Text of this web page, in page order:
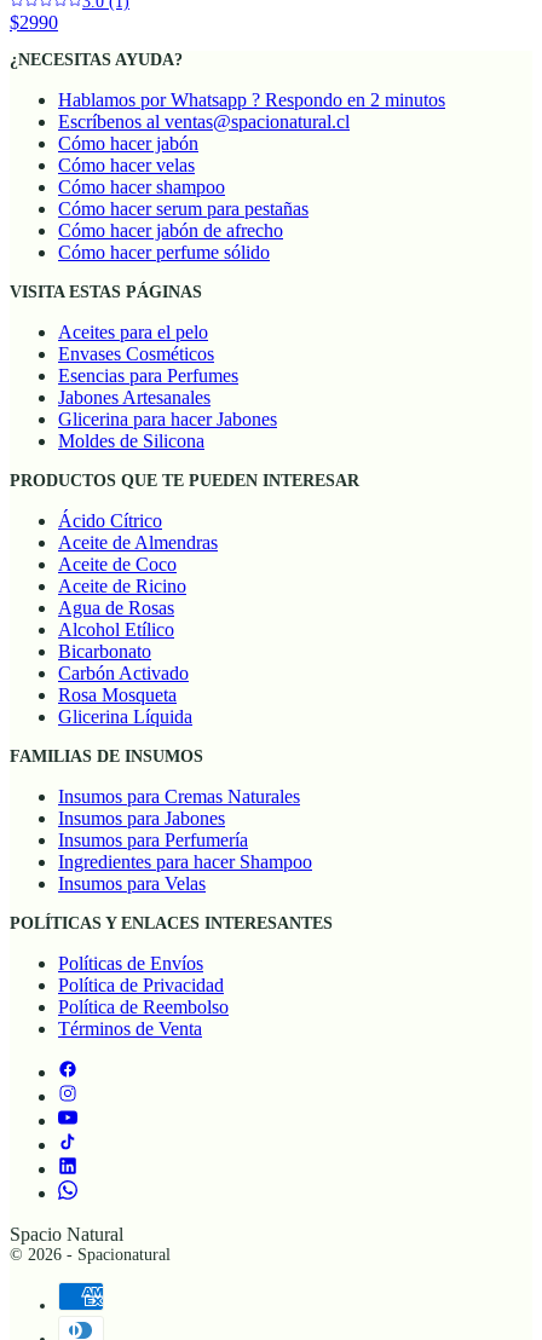
$2990
¿NECESITAS AYUDA?
Hablamos por Whatsapp ? Respondo en 2 minutos
Escríbenos al ventas@spacionatural.cl
Cómo hacer jabón
Cómo hacer velas
Cómo hacer shampoo
Cómo hacer serum para pestañas
Cómo hacer jabón de afrecho
Cómo hacer perfume sólido
VISITA ESTAS PÁGINAS
Aceites para el pelo
Envases Cosméticos
Esencias para Perfumes
Jabones Artesanales
Glicerina para hacer Jabones
Moldes de Silicona
PRODUCTOS QUE TE PUEDEN INTERESAR
Ácido Cítrico
Aceite de Almendras
Aceite de Coco
Aceite de Ricino
Agua de Rosas
Alcohol Etílico
Bicarbonato
Carbón Activado
Rosa Mosqueta
Glicerina Líquida
FAMILIAS DE INSUMOS
Insumos para Cremas Naturales
Insumos para Jabones
Insumos para Perfumería
Ingredientes para hacer Shampoo
Insumos para Velas
POLÍTICAS Y ENLACES INTERESANTES
Políticas de Envíos
Política de Privacidad
Política de Reembolso
Términos de Venta
Spacio Natural
© 2026 - Spacionatural